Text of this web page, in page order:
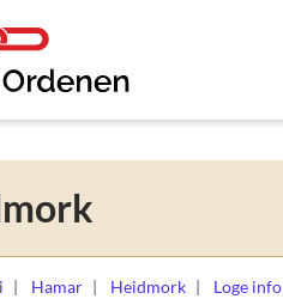
Hamar Heidmork Loge info